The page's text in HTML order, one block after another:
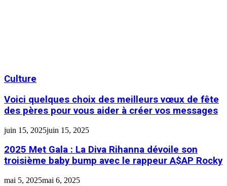
Culture
Voici quelques choix des meilleurs vœux de fête
des pères pour vous aider à créer vos messages
juin 15, 2025juin 15, 2025
2025 Met Gala : La Diva Rihanna dévoile son
troisième baby bump avec le rappeur A$AP Rocky
mai 5, 2025mai 6, 2025